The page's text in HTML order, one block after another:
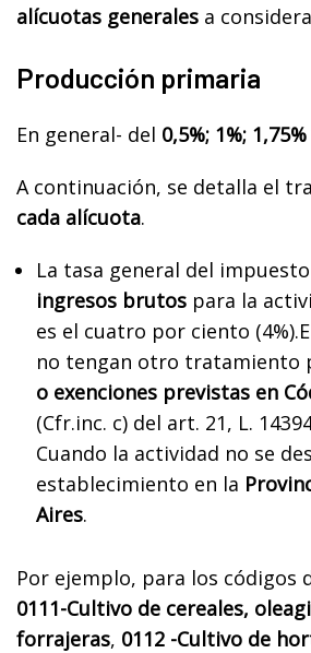
alícuotas generales a
Producción primaria
En general- del 0,5%; 1%;
A continuación, se detalla el
cada alícuota.
La tasa general del
ingresos brutos para la
es el cuatro por ciento
no tengan otro tratamiento
o exenciones previstas en
(Cfr.inc. c) del art. 21, L.
Cuando la actividad no se
establecimiento en la
Aires.
Por ejemplo, para los códigos
0111-Cultivo de cereales,
forrajeras, 0112 -Cultivo de